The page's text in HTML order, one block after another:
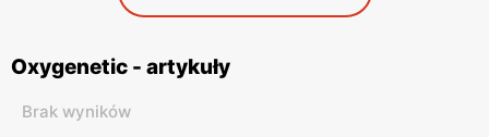
Oxygenetic - artykuły
Brak wyników